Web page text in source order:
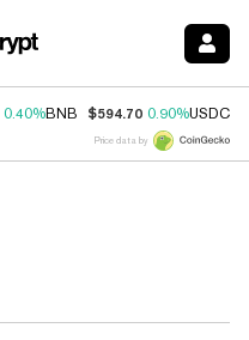
0.40%BNB $594.70 0.90%USDC
Price data by